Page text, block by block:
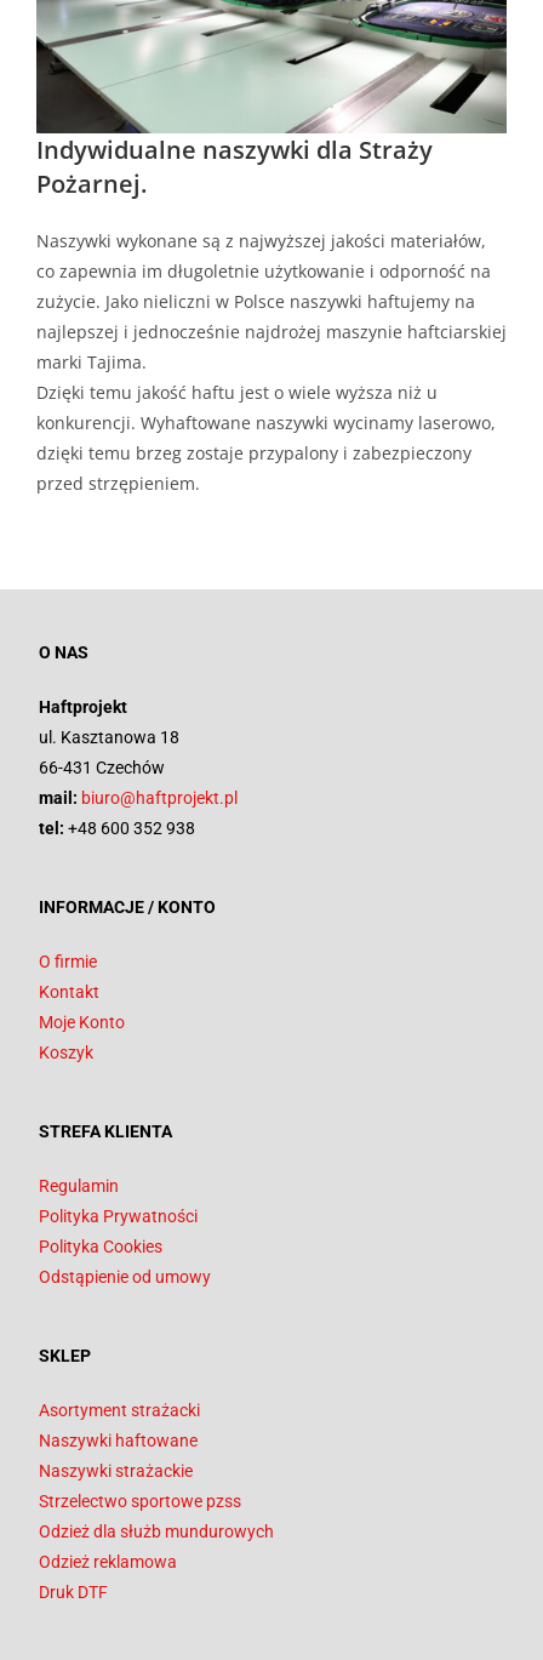
Indywidualne naszywki dla Straży
Pożarnej.
Naszywki wykonane są z najwyższej jakości materiałów,
co zapewnia im długoletnie użytkowanie i odporność na
zużycie. Jako nieliczni w Polsce naszywki haftujemy na
najlepszej i jednocześnie najdrożej maszynie haftciarskiej
marki Tajima.
Dzięki temu jakość haftu jest o wiele wyższa niż u
konkurencji. Wyhaftowane naszywki wycinamy laserowo,
dzięki temu brzeg zostaje przypalony i zabezpieczony
przed strzępieniem.
O NAS
Haftprojekt
ul. Kasztanowa 18
66-431 Czechów
mail: biuro@haftprojekt.pl
tel: +48 600 352 938
INFORMACJE / KONTO
O firmie
Kontakt
Moje Konto
Koszyk
STREFA KLIENTA
Regulamin
Polityka Prywatności
Polityka Cookies
Odstąpienie od umowy
SKLEP
Asortyment strażacki
Naszywki haftowane
Naszywki strażackie
Strzelectwo sportowe pzss
Odzież dla służb mundurowych
Odzież reklamowa
Druk DTF